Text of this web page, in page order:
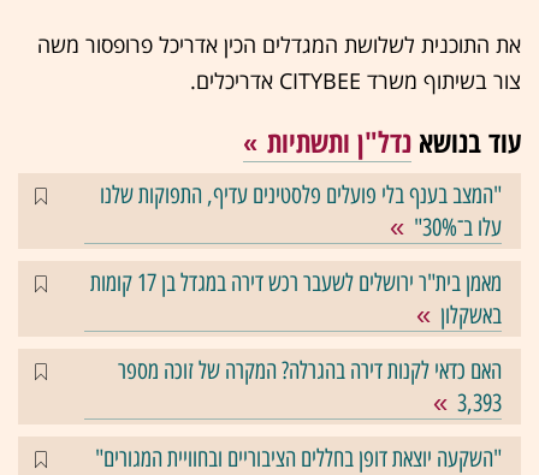
את התוכנית לשלושת המגדלים הכין אדריכל פרופסור משה
צור בשיתוף משרד CITYBEE אדריכלים.
עוד בנושא נדל"ן ותשתיות
"המצב בענף בלי פועלים פלסטינים עדיף, התפוקות שלנו
עלו ב־30%"
מאמן בית"ר ירושלים לשעבר רכש דירה במגדל בן 17 קומות
באשקלון
האם כדאי לקנות דירה בהגרלה? המקרה של זוכה מספר
3,393
"השקעה יוצאת דופן בחללים הציבוריים ובחוויית המגורים"